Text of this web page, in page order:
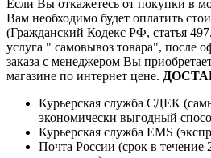
Если Вы откажетесь от покупки в
Вам необходимо будет оплатить
(Гражданский Кодекс РФ, статья
услуга " самовывоз товара", после
заказа с менеджером Вы
магазине по интернет цене.
Курьерская служба СДЕК
экономически выгодный
Курьерская служба EMS
Почта России (срок в течение